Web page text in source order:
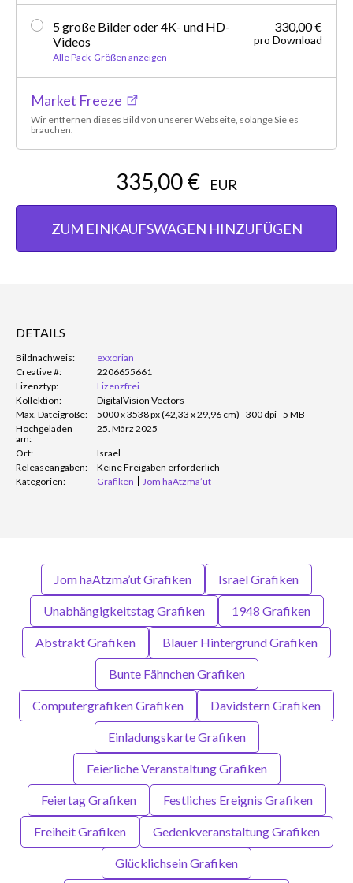
5 große Bilder oder 4K- und HD-
Videos
Alle Pack-Größen anzeigen
330,00 €
pro Download
Market Freeze
Wir entfernen dieses Bild von unserer Webseite, solange Sie es
brauchen.
335,00 € EUR
ZUM EINKAUFSWAGEN HINZUFÜGEN
DETAILS
Bildnachweis:
exxorian
Creative #:
2206655661
Lizenztyp:
Lizenzfrei
Kollektion:
DigitalVision Vectors
Max. Dateigröße:
5000 x 3538 px (42,33 x 29,96 cm) - 300 dpi - 5 MB
Hochgeladen
am:
25. März 2025
Ort:
Israel
Releaseangaben:
Keine Freigaben erforderlich
Kategorien:
Grafiken Jom haAtzma’ut
Jom haAtzma’ut Grafiken Israel Grafiken
Unabhängigkeitstag Grafiken 1948 Grafiken
Abstrakt Grafiken Blauer Hintergrund Grafiken
Bunte Fähnchen Grafiken
Computergrafiken Grafiken Davidstern Grafiken
Einladungskarte Grafiken
Feierliche Veranstaltung Grafiken
Feiertag Grafiken Festliches Ereignis Grafiken
Freiheit Grafiken Gedenkveranstaltung Grafiken
Glücklichsein Grafiken